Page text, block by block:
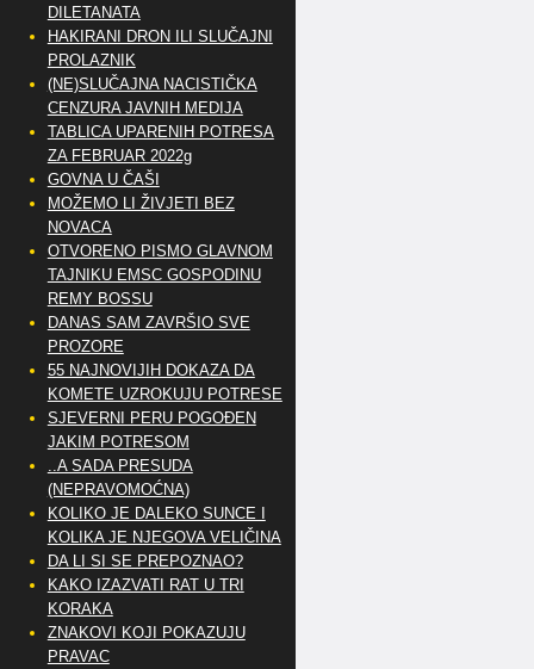
DILETANATA
HAKIRANI DRON ILI SLUČAJNI
PROLAZNIK
(NE)SLUČAJNA NACISTIČKA
CENZURA JAVNIH MEDIJA
TABLICA UPARENIH POTRESA
ZA FEBRUAR 2022g
GOVNA U ČAŠI
MOŽEMO LI ŽIVJETI BEZ
NOVACA
OTVORENO PISMO GLAVNOM
TAJNIKU EMSC GOSPODINU
REMY BOSSU
DANAS SAM ZAVRŠIO SVE
PROZORE
55 NAJNOVIJIH DOKAZA DA
KOMETE UZROKUJU POTRESE
SJEVERNI PERU POGOĐEN
JAKIM POTRESOM
..A SADA PRESUDA
(NEPRAVOMOĆNA)
KOLIKO JE DALEKO SUNCE I
KOLIKA JE NJEGOVA VELIČINA
DA LI SI SE PREPOZNAO?
KAKO IZAZVATI RAT U TRI
KORAKA
ZNAKOVI KOJI POKAZUJU
PRAVAC